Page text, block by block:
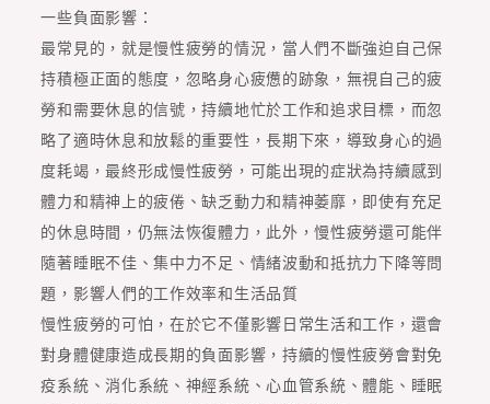
面
對
生
理
的
影
響”
一些負面影響：
最常見的，就是慢性疲勞的情況，當人們不斷強迫自己保
持積極正面的態度，忽略身心疲憊的跡象，無視自己的疲
勞和需要休息的信號，持續地忙於工作和追求目標，而忽
略了適時休息和放鬆的重要性，長期下來，導致身心的過
度耗竭，最終形成慢性疲勞，可能出現的症狀為持續感到
體力和精神上的疲倦、缺乏動力和精神萎靡，即使有充足
的休息時間，仍無法恢復體力，此外，慢性疲勞還可能伴
隨著睡眠不佳、集中力不足、情緒波動和抵抗力下降等問
題，影響人們的工作效率和生活品質
慢性疲勞的可怕，在於它不僅影響日常生活和工作，還會
對身體健康造成長期的負面影響，持續的慢性疲勞會對免
疫系統、消化系統、神經系統、心血管系統、體能、睡眠